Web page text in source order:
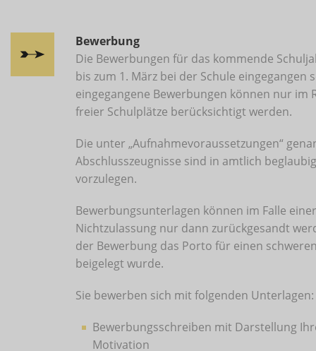
Bewerbung
Die Bewerbungen für das kommende
bis zum 1. März bei der Schule eingegangen
eingegangene Bewerbungen können nur im
freier Schulplätze berücksichtigt werden.
Die unter „Aufnahmevoraussetzungen“
Abschlusszeugnisse sind in amtlich
vorzulegen.
Bewerbungsunterlagen können im Falle einer
Nichtzulassung nur dann zurückgesandt
der Bewerbung das Porto für einen
beigelegt wurde.
Sie bewerben sich mit folgenden Unterlagen:
Bewerbungsschreiben mit Darstellung
Motivation